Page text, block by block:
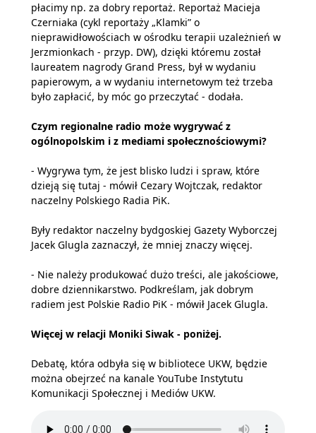
płacimy np. za dobry reportaż. Reportaż Macieja
Czerniaka (cykl reportaży „Klamki” o
nieprawidłowościach w ośrodku terapii uzależnień w
Jerzmionkach - przyp. DW), dzięki któremu został
laureatem nagrody Grand Press, był w wydaniu
papierowym, a w wydaniu internetowym też trzeba
było zapłacić, by móc go przeczytać - dodała.
Czym regionalne radio może wygrywać z
ogólnopolskim i z mediami społecznościowymi?
- Wygrywa tym, że jest blisko ludzi i spraw, które
dzieją się tutaj - mówił Cezary Wojtczak, redaktor
naczelny Polskiego Radia PiK.
Były redaktor naczelny bydgoskiej Gazety Wyborczej
Jacek Glugla zaznaczył, że mniej znaczy więcej.
- Nie należy produkować dużo treści, ale jakościowe,
dobre dziennikarstwo. Podkreślam, jak dobrym
radiem jest Polskie Radio PiK - mówił Jacek Glugla.
Więcej w relacji Moniki Siwak - poniżej.
Debatę, która odbyła się w bibliotece UKW, będzie
można obejrzeć na kanale YouTube Instytutu
Komunikacji Społecznej i Mediów UKW.